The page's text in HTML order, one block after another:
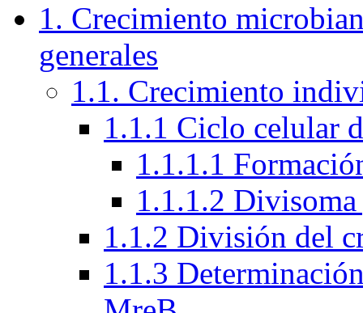
1. Crecimiento
generales
1.1. Crecimiento
1.1.1 Ciclo celular
1.1.1.1
1.1.1.2
1.1.2 División del
1.1.3